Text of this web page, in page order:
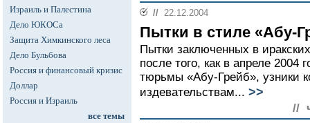
Израиль и Палестина
Дело ЮКОСа
Защита Химкинского леса
Дело Бульбова
Россия и финансовый кризис
Доллар
Россия и Израиль
все темы
// 22.12.2004
Пытки в стиле «Абу-
Пытки заключенных в
после того, как в апреле 2004
тюрьмы «Абу-Грейб», узники
издевательствам... >>
//